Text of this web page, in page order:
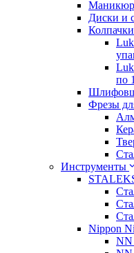
Диски и
по
Фрезы
Инструменты
Nippon
NN